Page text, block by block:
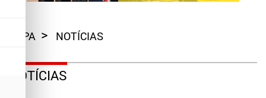
CAPA NOTÍCIAS
NOTÍCIAS